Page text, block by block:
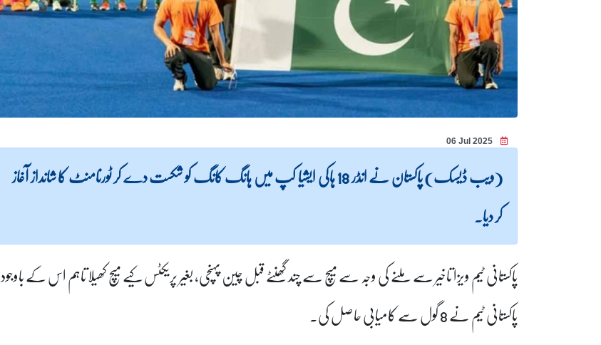
06 Jul 2025
(ویب ڈیسک) پاکستان نے انڈر 18 ہاکی ایشیا کپ میں ہانگ کانگ کو شکست دے کر ٹورنامنٹ کا شانداز آغاز
کر دیا۔
پاکستانی ٹیم ویزا تاخیر سے ملنے کی وجہ سے میچ سے چند گھنٹے قبل چین پہنچی، بغیر پریکٹس کیے میچ کھیلا تاہم اس کے باوجود
پاکستانی ٹیم نے 8 گول سے کامیابی حاصل کی۔